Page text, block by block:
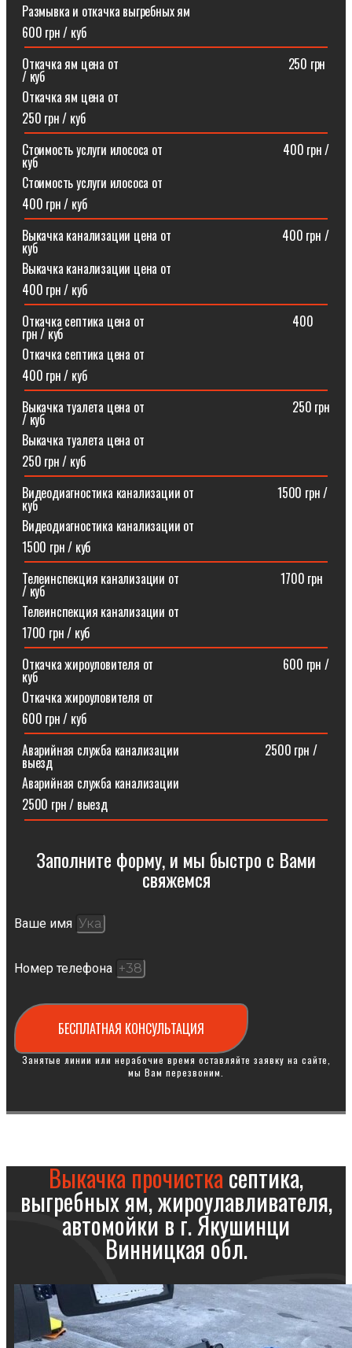
Размывка и откачка выгребных ям
600 грн / куб
Откачка ям цена от ⠀⠀⠀⠀⠀⠀⠀⠀⠀⠀⠀⠀⠀⠀⠀⠀⠀⠀250 грн
/ куб
Откачка ям цена от
250 грн / куб
Стоимость услуги илососа от⠀⠀⠀⠀⠀⠀⠀⠀⠀⠀⠀⠀⠀400 грн /
куб
Стоимость услуги илососа от
400 грн / куб
Выкачка канализации цена от⠀⠀⠀⠀⠀⠀⠀⠀⠀⠀⠀⠀400 грн /
куб
Выкачка канализации цена от
400 грн / куб
Откачка септика цена от⠀⠀⠀⠀⠀⠀⠀⠀⠀⠀⠀⠀⠀⠀⠀⠀400
грн / куб
Откачка септика цена от
400 грн / куб
Выкачка туалета цена от⠀⠀⠀⠀⠀⠀⠀⠀⠀⠀⠀⠀⠀⠀⠀⠀250 грн
/ куб
Выкачка туалета цена от
250 грн / куб
Видеодиагностика канализации от⠀⠀⠀⠀⠀⠀⠀⠀⠀1500 грн /
куб
Видеодиагностика канализации от
1500 грн / куб
Телеинспекция канализации от⠀⠀⠀⠀⠀⠀⠀⠀⠀⠀⠀1700 грн
/ куб
Телеинспекция канализации от
1700 грн / куб
Откачка жироуловителя от⠀⠀⠀⠀⠀⠀⠀⠀⠀⠀⠀⠀⠀⠀600 грн /
куб
Откачка жироуловителя от
600 грн / куб
Аварийная служба канализации ⠀⠀⠀⠀⠀⠀⠀⠀⠀2500 грн /
выезд
Аварийная служба канализации
2500 грн / выезд
Заполните форму, и мы быстро с Вами
свяжемся​
Ваше имя
Номер телефона
БЕСПЛАТНАЯ КОНСУЛЬТАЦИЯ
Занятые линии или нерабочие время оставляйте заявку на сайте,
мы Вам перезвоним.
Выкачка прочисткасептика,
выгребных ям, жироулавливателя,
автомойки в г. Якушинци
Винницкая обл.